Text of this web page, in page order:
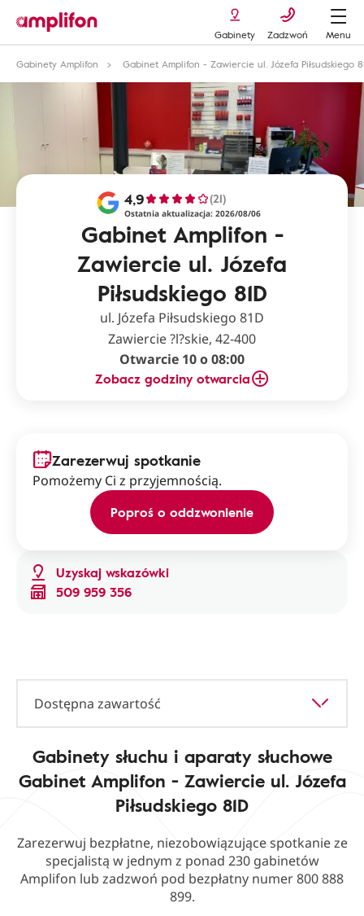
Gabinety Zadzwoń
Menu
Gabinety Amplifon
Gabinet Amplifon - Zawiercie ul. Józefa Piłsudskiego
Gabinet Amplifon -
Zawiercie ul. Józefa
Piłsudskiego 81D
4,9 (21)
Ostatnia aktualizacja: 2026/08/06
ul. Józefa Piłsudskiego 81D
Zawiercie ?l?skie, 42-400
Otwarcie 10 o 08:00
Zobacz godziny otwarcia
Uzyskaj wskazówki
509 959 356
Zarezerwuj spotkanie
Pomożemy Ci z przyjemnością.
Poproś o oddzwonienie
Dostępna zawartość
Gabinety słuchu i aparaty słuchowe
Gabinet Amplifon - Zawiercie ul. Józefa
Piłsudskiego 81D
Zarezerwuj bezpłatne, niezobowiązujące spotkanie ze
specjalistą w jednym z ponad 230 gabinetów
Amplifon lub zadzwoń pod bezpłatny numer 800 888
899.